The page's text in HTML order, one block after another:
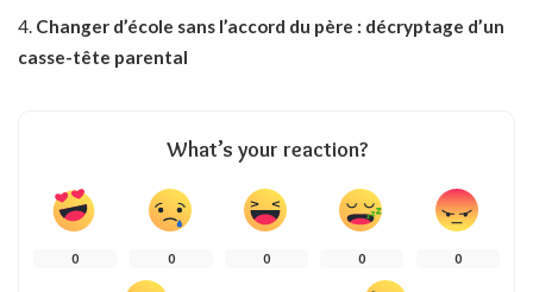
Changer d’école sans l’accord du père : décryptage d’un
casse-tête parental
What’s your reaction?
0 0 0 0 0